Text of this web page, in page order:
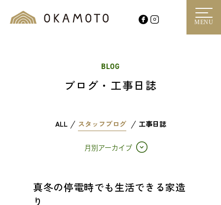
MENU
BLOG
ブログ・工事日誌
ALL スタッフブログ 工事日誌
月別アーカイブ
真冬の停電時でも生活できる家造
り